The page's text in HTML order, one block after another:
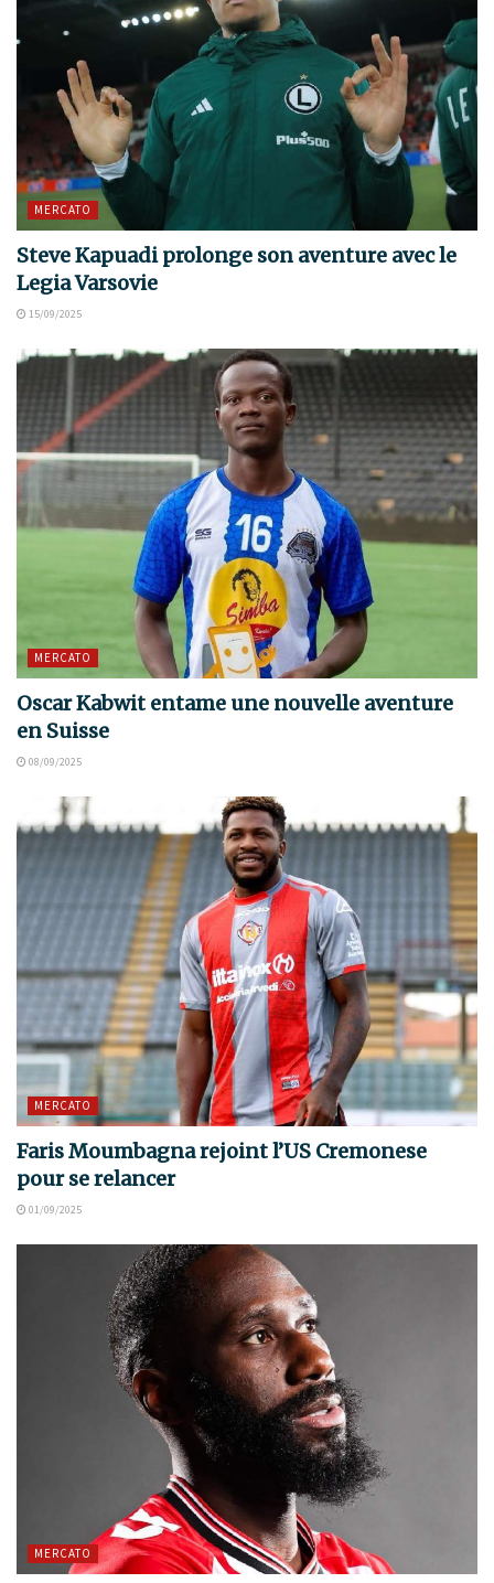
MERCATO
Steve Kapuadi prolonge son aventure avec le
Legia Varsovie
15/09/2025
MERCATO
Oscar Kabwit entame une nouvelle aventure
en Suisse
08/09/2025
MERCATO
Faris Moumbagna rejoint l’US Cremonese
pour se relancer
01/09/2025
MERCATO